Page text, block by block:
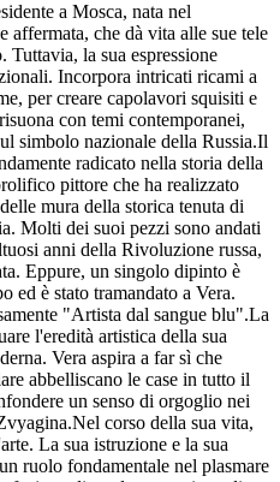
a Mosca, nata nel
affermata, che dà vita alle sue tele
la sua espressione
Incorpora intricati ricami a
per creare capolavori squisiti e
con temi contemporanei,
simbolo nazionale della Russia.Il
radicato nella storia della
pittore che ha realizzato
mura della storica tenuta di
Molti dei suoi pezzi sono andati
anni della Rivoluzione russa,
Eppure, un singolo dipinto è
ed è stato tramandato a Vera.
"Artista dal sangue blu".La
l'eredità artistica della sua
Vera aspira a far sì che
abbelliscano le case in tutto il
un senso di orgoglio nei
corso della sua vita,
La sua istruzione e la sua
ruolo fondamentale nel plasmare